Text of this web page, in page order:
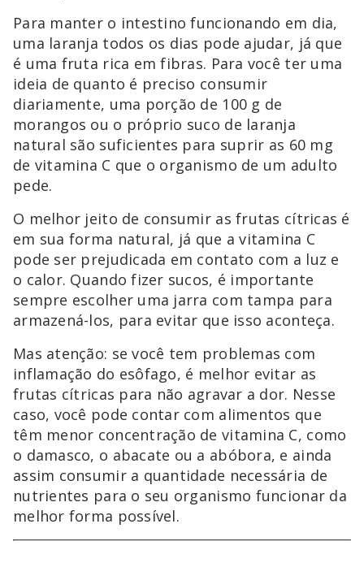
Para manter o intestino funcionando em dia,
uma laranja todos os dias pode ajudar, já que
é uma fruta rica em fibras. Para você ter uma
ideia de quanto é preciso consumir
diariamente, uma porção de 100 g de
morangos ou o próprio suco de laranja
natural são suficientes para suprir as 60 mg
de vitamina C que o organismo de um adulto
pede.
O melhor jeito de consumir as frutas cítricas é
em sua forma natural, já que a vitamina C
pode ser prejudicada em contato com a luz e
o calor. Quando fizer sucos, é importante
sempre escolher uma jarra com tampa para
armazená-los, para evitar que isso aconteça.
Mas atenção: se você tem problemas com
inflamação do esôfago, é melhor evitar as
frutas cítricas para não agravar a dor. Nesse
caso, você pode contar com alimentos que
têm menor concentração de vitamina C, como
o damasco, o abacate ou a abóbora, e ainda
assim consumir a quantidade necessária de
nutrientes para o seu organismo funcionar da
melhor forma possível.